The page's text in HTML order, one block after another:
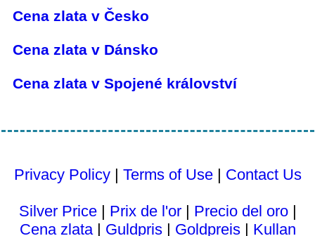
Cena zlata v Česko
Cena zlata v Dánsko
Cena zlata v Spojené království
Privacy Policy |Terms of Use | Contact Us
Silver Price | Prix ​​de l'or | Precio del oro |
Cena zlata | Guldpris | Goldpreis | Kullan